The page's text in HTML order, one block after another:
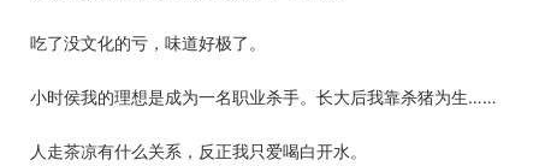
吃了没文化的亏，味道好极了。
小时侯我的理想是成为一名职业杀手。长大后我靠杀猪为生……
人走茶凉有什么关系，反正我只爱喝白开水。